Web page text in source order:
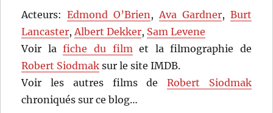
Acteurs:Edmond O’Brien,Ava Gardner, Burt
Lancaster,Albert Dekker, Sam Levene
Voir lafiche du filmet la filmographie de
Robert Siodmak sur le site IMDB.
Voir les autres films de Robert Siodmak
chroniqués sur ce blog…